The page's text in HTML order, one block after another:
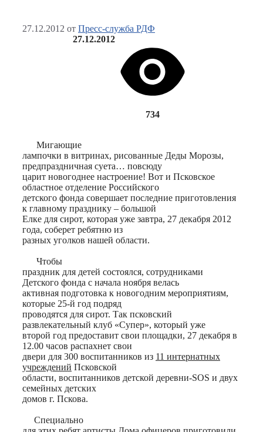
27.12.2012 от Пресс-служба РДФ
27.12.2012
734
Мигающие
лампочки в витринах, рисованные Деды Морозы,
предпраздничная суета… повсюду
царит новогоднее настроение! Вот и Псковское
областное отделение Российского
детского фонда совершает последние приготовления
к главному празднику – большой
Елке для сирот, которая уже завтра, 27 декабря 2012
года, соберет ребятню из
разных уголков нашей области.
Чтобы
праздник для детей состоялся, сотрудниками
Детского фонда с начала ноября велась
активная подготовка к новогодним мероприятиям,
которые 25-й год подряд
проводятся для сирот. Так псковский
развлекательный клуб «Супер», который уже
второй год предоставит свои площадки, 27 декабря в
12.00 часов распахнет свои
двери для 300 воспитанников из 11 интернатных
учреждений Псковской
области, воспитанников детской деревни-SOS и двух
семейных детских
домов г. Пскова.
Специально